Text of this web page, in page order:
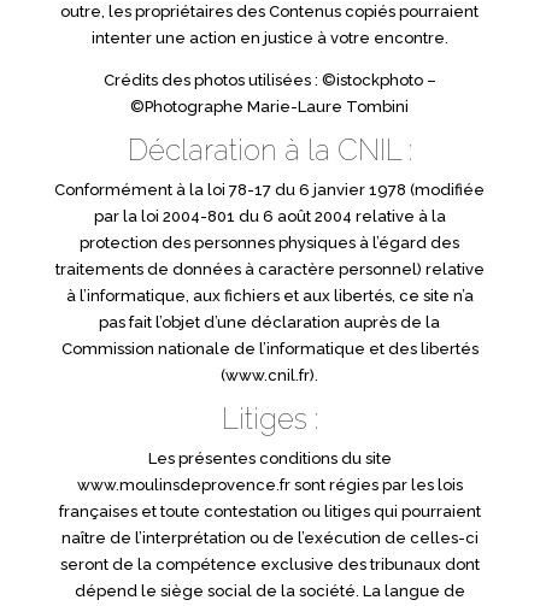
outre, les propriétaires des Contenus copiés pourraient
intenter une action en justice à votre encontre.
Crédits des photos utilisées : ©istockphoto –
©Photographe Marie-Laure Tombini
Déclaration à la CNIL :
Conformément à la loi 78-17 du 6 janvier 1978 (modifiée
par la loi 2004-801 du 6 août 2004 relative à la
protection des personnes physiques à l’égard des
traitements de données à caractère personnel) relative
à l’informatique, aux fichiers et aux libertés, ce site n’a
pas fait l’objet d’une déclaration auprès de la
Commission nationale de l’informatique et des libertés
(www.cnil.fr).
Litiges :
Les présentes conditions du site
www.moulinsdeprovence.fr sont régies par les lois
françaises et toute contestation ou litiges qui pourraient
naître de l’interprétation ou de l’exécution de celles-ci
seront de la compétence exclusive des tribunaux dont
dépend le siège social de la société. La langue de